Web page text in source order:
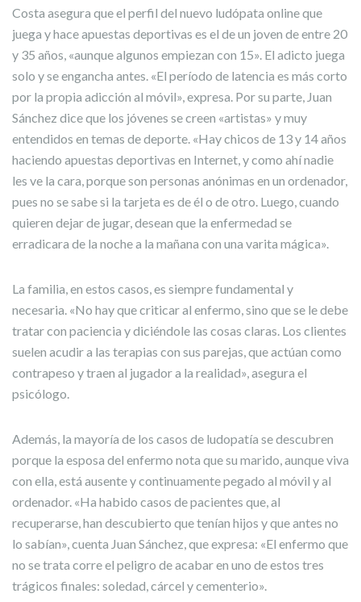
Costa asegura que el perfil del nuevo ludópata online que
juega y hace apuestas deportivas es el de un joven de entre 20
y 35 años, «aunque algunos empiezan con 15». El adicto juega
solo y se engancha antes. «El período de latencia es más corto
por la propia adicción al móvil», expresa. Por su parte, Juan
Sánchez dice que los jóvenes se creen «artistas» y muy
entendidos en temas de deporte. «Hay chicos de 13 y 14 años
haciendo apuestas deportivas en Internet, y como ahí nadie
les ve la cara, porque son personas anónimas en un ordenador,
pues no se sabe si la tarjeta es de él o de otro. Luego, cuando
quieren dejar de jugar, desean que la enfermedad se
erradicara de la noche a la mañana con una varita mágica».
La familia, en estos casos, es siempre fundamental y
necesaria. «No hay que criticar al enfermo, sino que se le debe
tratar con paciencia y diciéndole las cosas claras. Los clientes
suelen acudir a las terapias con sus parejas, que actúan como
contrapeso y traen al jugador a la realidad», asegura el
psicólogo.
Además, la mayoría de los casos de ludopatía se descubren
porque la esposa del enfermo nota que su marido, aunque viva
con ella, está ausente y continuamente pegado al móvil y al
ordenador. «Ha habido casos de pacientes que, al
recuperarse, han descubierto que tenían hijos y que antes no
lo sabían», cuenta Juan Sánchez, que expresa: «El enfermo que
no se trata corre el peligro de acabar en uno de estos tres
trágicos finales: soledad, cárcel y cementerio».